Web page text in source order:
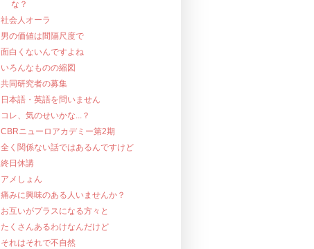
な？
社会人オーラ
男の価値は間隔尺度で
面白くないんですよね
いろんなものの縮図
共同研究者の募集
日本語・英語を問いません
コレ、気のせいかな...？
CBRニューロアカデミー第2期
全く関係ない話ではあるんですけど
終日休講
アメしょん
痛みに興味のある人いませんか？
お互いがプラスになる方々と
たくさんあるわけなんだけど
それはそれで不自然